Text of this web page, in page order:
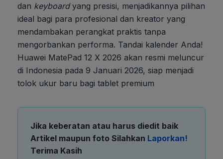
dan keyboardyang presisi, menjadikannya pilihan
ideal bagi para profesional dan kreator yang
mendambakan perangkat praktis tanpa
mengorbankan performa. Tandai kalender Anda!
Huawei MatePad 12 X 2026 akan resmi meluncur
di Indonesia pada 9 Januari 2026, siap menjadi
tolok ukur baru bagi tablet premium
Jika keberatan atau harus diedit baik
Artikel maupun foto Silahkan Laporkan!
Terima Kasih